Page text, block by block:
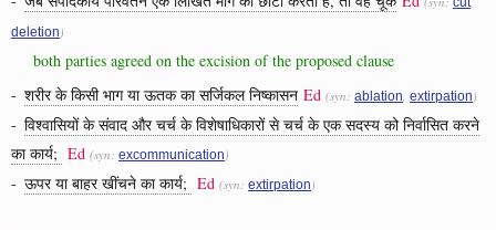
deletion )
both parties agreed on the excision of the proposed clause
- शरीर के किसी भाग या ऊतक का सर्जिकल निष्कासन Ed (syn: ablation extirpation )
- विश्वासियों के संवाद और चर्च के विशेषाधिकारों से चर्च के एक सदस्य को निर्वासित करने
का कार्य; Ed (syn: excommunication )
- ऊपर या बाहर खींचने का कार्य; Ed (syn: extirpation )